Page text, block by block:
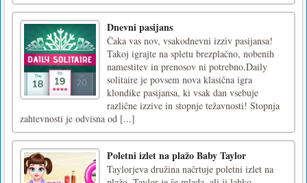
Dnevni pasijans
Čaka vas nov, vsakodnevni izziv pasijansa!
Takoj igrajte na spletu brezplačno, nobenih
namestitev in prenosov ni potrebno.Daily
solitaire je povsem nova klasična igra
klondike pasijansa, ki vsak dan vsebuje
različne izzive in stopnje težavnosti! Stopnja
zahtevnosti je odvisna od [...]
Poletni izlet na plažo Baby Taylor
Taylorjeva družina načrtuje poletni izlet na